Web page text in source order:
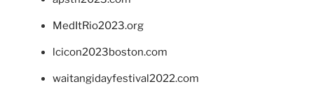
MedItRio2023.org
lcicon2023boston.com
waitangidayfestival2022.com